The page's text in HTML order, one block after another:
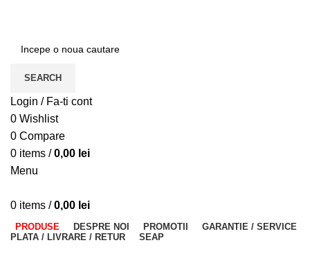
SEARCH
Login / Fa-ti cont
0 Wishlist
0 Compare
0 items / 0,00 lei
Menu
0 items / 0,00 lei
PRODUSE DESPRE NOI PROMOTII
GARANTIE / SERVICE
PLATA / LIVRARE / RETUR
SEAP